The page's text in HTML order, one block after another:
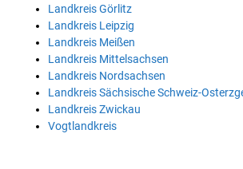
Landkreis Görlitz
Landkreis Leipzig
Landkreis Meißen
Landkreis Mittelsachsen
Landkreis Nordsachsen
Landkreis Sächsische Schweiz-
Landkreis Zwickau
Vogtlandkreis